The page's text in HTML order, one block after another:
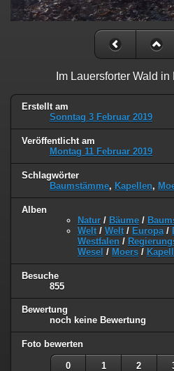
Im Lauersforter Wald
Erstellt am
Sonntag 3 Februar 2019
Veröffentlicht am
Montag 11 Februar 2019
Schlagwörter
Baumstämme, Kapellen,
Alben
Natur / Bäume /
Welt / Welt / Europa /
Westfalen /
Wesel / Moers /
Besuche
855
Bewertung
noch keine Bewertung
Foto bewerten
0 1 2